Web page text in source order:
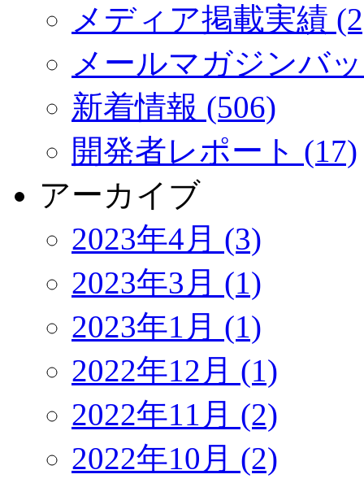
メディア掲載実績
メールマガジンバ
新着情報 (506)
開発者レポート (17)
アーカイブ
2023年4月 (3)
2023年3月 (1)
2023年1月 (1)
2022年12月 (1)
2022年11月 (2)
2022年10月 (2)